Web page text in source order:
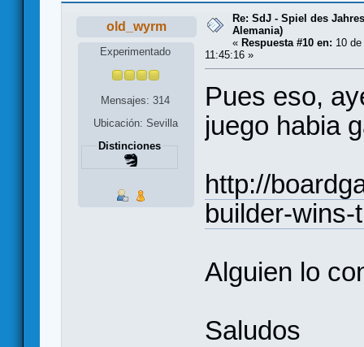
old_wyrm
Experimentado
Mensajes: 314
Ubicación: Sevilla
Distinciones
Re: SdJ - Spiel des
Alemania)
« Respuesta #10 en: 10
11:45:16 »
Pues eso,
juego habia
http://
builder-
Alguien lo
Saludos